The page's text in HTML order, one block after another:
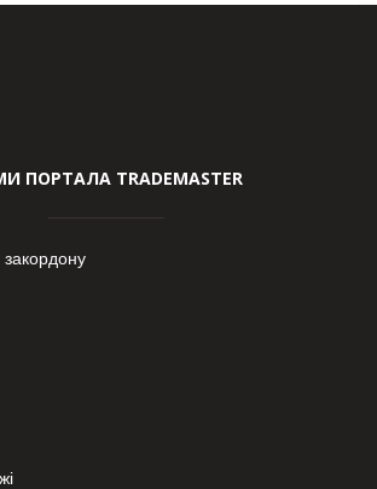
ПОРТАЛА TRADEMASTER